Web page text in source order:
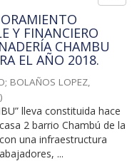
Y FINANCIERO
CHAMBU
EL AÑO 2018.
; BOLAÑOS LOPEZ,
)
lleva constituida hace
2 barrio Chambú de la
una infraestructura
...